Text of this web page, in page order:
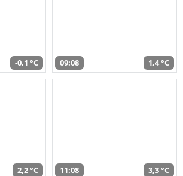
-0,1 °C 09:08 1,4 °C
2,2 °C 11:08 3,3 °C